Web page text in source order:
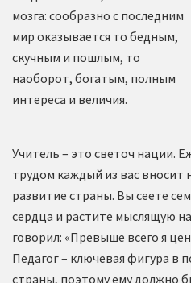
мозга: сообразно с последним
мир оказывается то бедным,
скучным и пошлым, то
наоборот, богатым, полным
интереса и величия.
Учитель – это светоч нации.
трудом каждый из вас вносит
развитие страны. Вы сеете
сердца и растите мыслящую
говорил: «Превыше всего я
Педагог – ключевая фигура в
страны, поэтому ему должно